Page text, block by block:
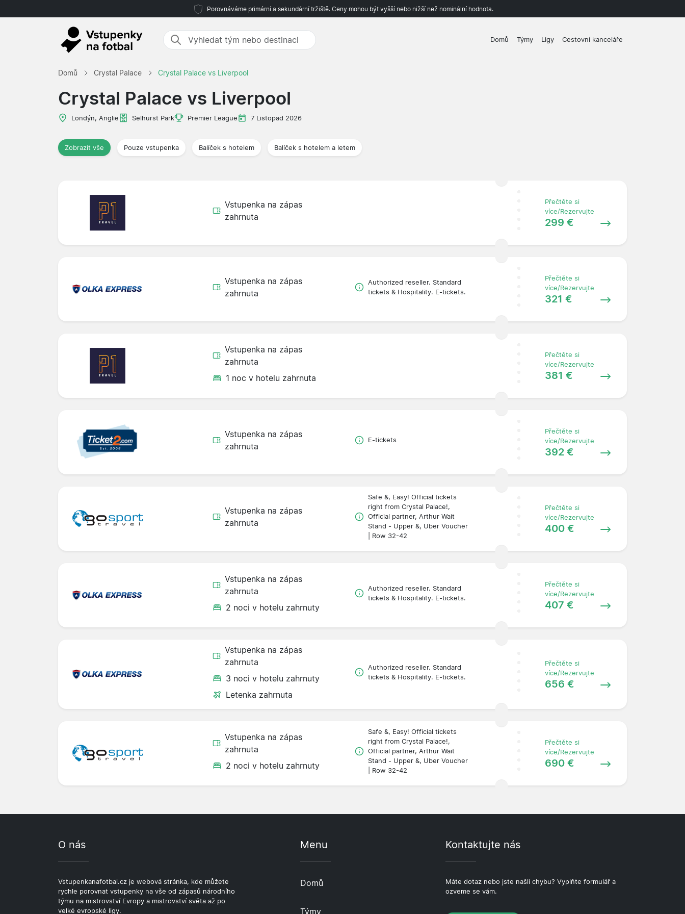
Porovnáváme primární a sekundární tržiště. Ceny mohou být vyšší nebo nižší než nominální hodnota.
Domů Týmy Ligy Cestovní kanceláře
Domů Crystal Palace Crystal Palace vs Liverpool
Crystal Palace vs Liverpool
Londýn, Anglie Selhurst Park Premier League 7 Listopad 2026
Zobrazit vše Pouze vstupenka Balíček s hotelem Balíček s hotelem a letem
Vstupenka na zápas
zahrnuta
Přečtěte si
více/Rezervujte
299 €
Vstupenka na zápas
zahrnuta
Authorized reseller. Standard
tickets & Hospitality. E-tickets.
Přečtěte si
více/Rezervujte
321 €
Vstupenka na zápas
zahrnuta
1 noc v hotelu zahrnuta
Přečtěte si
více/Rezervujte
381 €
Vstupenka na zápas
zahrnuta
E-tickets
Přečtěte si
více/Rezervujte
392 €
Vstupenka na zápas
zahrnuta
Safe &, Easy! Official tickets
right from Crystal Palace!,
Official partner, Arthur Wait
Stand - Upper &, Uber Voucher
| Row 32-42
Přečtěte si
více/Rezervujte
400 €
Vstupenka na zápas
zahrnuta
2 noci v hotelu zahrnuty
Authorized reseller. Standard
tickets & Hospitality. E-tickets.
Přečtěte si
více/Rezervujte
407 €
Vstupenka na zápas
zahrnuta
3 noci v hotelu zahrnuty
Letenka zahrnuta
Authorized reseller. Standard
tickets & Hospitality. E-tickets.
Přečtěte si
více/Rezervujte
656 €
Vstupenka na zápas
zahrnuta
2 noci v hotelu zahrnuty
Safe &, Easy! Official tickets
right from Crystal Palace!,
Official partner, Arthur Wait
Stand - Upper &, Uber Voucher
| Row 32-42
Přečtěte si
více/Rezervujte
690 €
O nás
Vstupenkanafotbal.cz je webová stránka, kde můžete
rychle porovnat vstupenky na vše od zápasů národního
týmu na mistrovství Evropy a mistrovství světa až po
velké evropské ligy.
Menu
Domů
Týmy
Kontaktujte nás
Máte dotaz nebo jste našli chybu? Vyplňte formulář a
ozveme se vám.